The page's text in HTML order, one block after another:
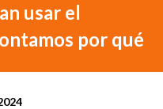
usar el
por qué